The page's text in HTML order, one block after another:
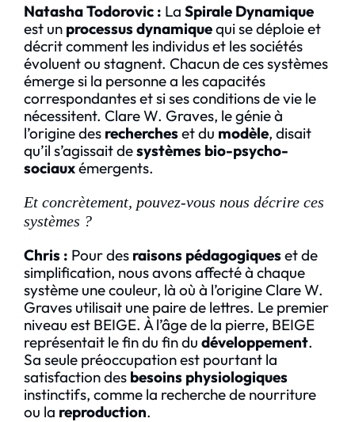
Natasha Todorovic : La Spirale Dynamique
est un processus dynamiquequi se déploie et
décrit comment les individus et les sociétés
évoluent ou stagnent. Chacun de ces systèmes
émerge si la personne a les capacités
correspondantes et si ses conditions de vie le
nécessitent. Clare W. Graves, le génie à
l’origine des rechercheset du modèle, disait
qu’il s’agissait desystèmes bio-psycho-
sociauxémergents.
Et concrètement, pouvez-vous nous décrire ces
systèmes ?
Chris : Pour des raisons pédagogiqueset de
simplification, nous avons affecté à chaque
système une couleur, là où à l’origine Clare W.
Graves utilisait une paire de lettres. Le premier
niveau est BEIGE. À l’âge de la pierre, BEIGE
représentait le fin du fin du développement.
Sa seule préoccupation est pourtant la
satisfaction des besoins physiologiques
instinctifs, comme la recherche de nourriture
ou la reproduction.